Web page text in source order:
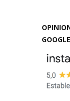
GOOGLE